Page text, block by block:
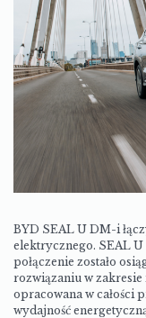
BYD SEAL U DM-i
elektrycznego. SEAL
połączenie zostało
rozwiązaniu w
opracowana w całości
wydajność